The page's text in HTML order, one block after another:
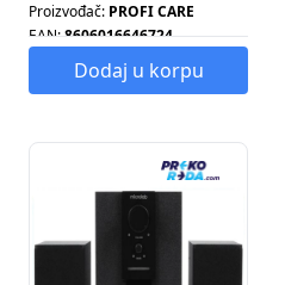
Proizvođač: PROFI CARE
EAN:8606016646724
Dodaj u korpu